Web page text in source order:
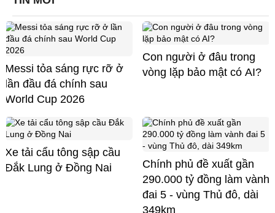
Messi tỏa sáng rực rỡ ở
lần đầu đá chính sau
World Cup 2026
Con người ở đâu trong
vòng lặp bảo mật có AI?
Xe tải cẩu tông sập cầu
Đắk Lung ở Đồng Nai
Chính phủ đề xuất gần
290.000 tỷ đồng làm vành
đai 5 - vùng Thủ đô, dài
349km